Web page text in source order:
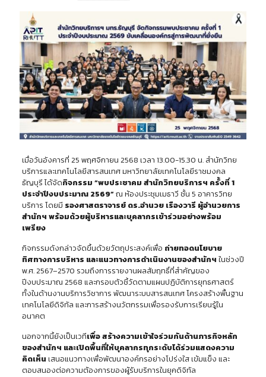
เมื่อวันอังคารที่ 25 พฤศจิกายน 2568 เวลา 13.00-15.30 น. สำนักวิทย
บริการและเทคโนโลยีสารสนเทศ มหาวิทยาลัยเทคโนโลยีราชมงคล
ธัญบุรี ได้จัดกิจกรรม “พบประชาคม สำนักวิทยบริการฯ ครั้งที่ 1
ประจำปีงบประมาณ 2569”ณ ห้องประชุมเมธาวี ชั้น 5 อาคารวิทย
บริการ โดยมี รองศาสตราจารย์ ดร.อำนวย เรืองวารี ผู้อำนวยการ
สำนักฯ พร้อมด้วยผู้บริหารและบุคลากรเข้าร่วมอย่างพร้อม
เพรียง
กิจกรรมดังกล่าวจัดขึ้นด้วยวัตถุประสงค์เพื่อ ถ่ายทอดนโยบาย
ทิศทางการบริหาร และแนวทางการดำเนินงานของสำนักฯ ในช่วงปี
พ.ศ. 2567–2570 รวมถึงการรายงานผลสัมฤทธิ์ที่สำคัญของ
ปีงบประมาณ 2568 และกรอบตัวชี้วัดตามแผนปฏิบัติการยุทธศาสตร์
ทั้งในด้านงานบริการวิชาการ พัฒนาระบบสารสนเทศ โครงสร้างพื้นฐาน
เทคโนโลยีดิจิทัล และการสร้างนวัตกรรมเพื่อรองรับการเรียนรู้ใน
อนาคต
นอกจากนี้ยังเป็นเวทีเพื่อ สร้างความเข้าใจร่วมกันด้านภารกิจหลัก
ของสำนักฯ และเปิดพื้นที่ให้บุคลากรทุกระดับได้ร่วมแสดงความ
คิดเห็น เสนอแนวทางเพื่อพัฒนาองค์กรอย่างโปร่งใส เข้มแข็ง และ
ตอบสนองต่อความต้องการของผู้รับบริการในยุคดิจิทัล